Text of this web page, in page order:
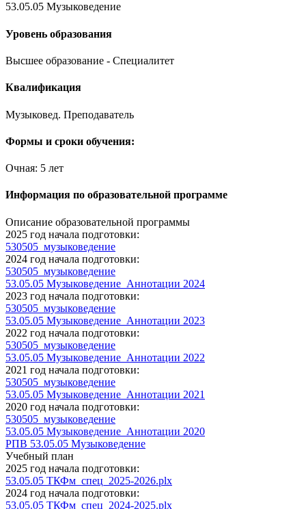
53.05.05 Музыковедение
Уровень образования
Высшее образование - Специалитет
Квалификация
Музыковед. Преподаватель
Формы и сроки обучения:
Очная: 5 лет
Информация по образовательной программе
Описание образовательной программы
2025 год начала подготовки:
530505_музыковедение
2024 год начала подготовки:
530505_музыковедение
53.05.05 Музыковедение_Аннотации 2024
2023 год начала подготовки:
530505_музыковедение
53.05.05 Музыковедение_Аннотации 2023
2022 год начала подготовки:
530505_музыковедение
53.05.05 Музыковедение_Аннотации 2022
2021 год начала подготовки:
530505_музыковедение
53.05.05 Музыковедение_Аннотации 2021
2020 год начала подготовки:
530505_музыковедение
53.05.05 Музыковедение_Аннотации 2020
РПВ 53.05.05 Музыковедение
Учебный план
2025 год начала подготовки:
53.05.05 ТКФм_спец_2025-2026.plx
2024 год начала подготовки:
53.05.05 ТКФм_спец_2024-2025.plx